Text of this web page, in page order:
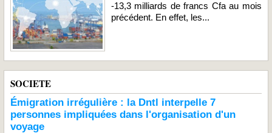
-13,3 milliards de francs Cfa au mois
précédent. En effet, les...
SOCIETE
Émigration irrégulière : la Dntl interpelle 7
personnes impliquées dans l'organisation d'un
voyage